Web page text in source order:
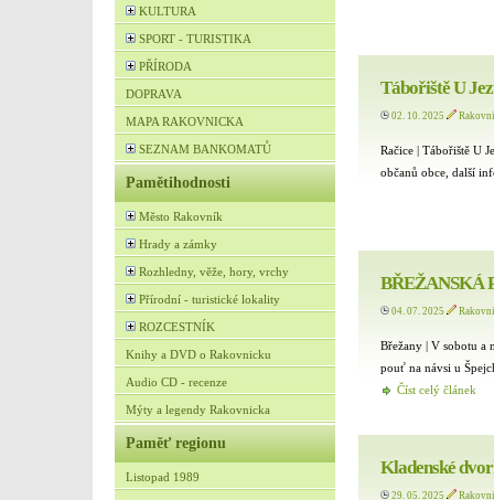
KULTURA
SPORT - TURISTIKA
PŘÍRODA
DOPRAVA
MAPA RAKOVNICKA
SEZNAM BANKOMATŮ
Pamětihodnosti
Město Rakovník
Hrady a zámky
Rozhledny, věže, hory, vrchy
Přírodní - turistické lokality
ROZCESTNÍK
Knihy a DVD o Rakovnicku
Audio CD - recenze
Mýty a legendy Rakovnicka
Paměť regionu
Listopad 1989
Tábořiště U
02. 10. 2025
Račice | Tábořiště U
občanů obce, další
BŘEŽANSKÁ
04. 07. 2025
Břežany | V sobotu a
pouť na návsi u
Číst celý článek
Kladenské
29. 05. 2025